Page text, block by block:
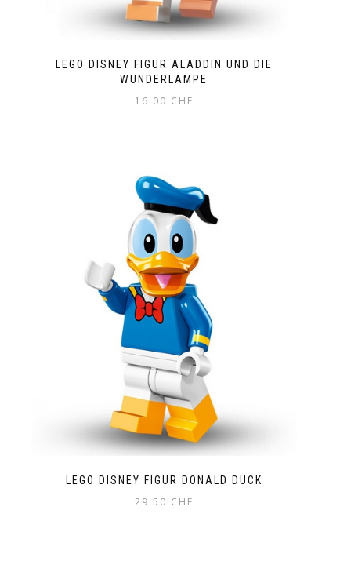
LEGO DISNEY FIGUR ALADDIN UND DIE
WUNDERLAMPE
16.00 CHF
LEGO DISNEY FIGUR DONALD DUCK
29.50 CHF